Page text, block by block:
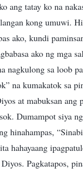
ang tatay ko na
kong umuwi.
ako, kundi
ako ng mga
sa loob
na kumakatok sa
at mabuksan ang
Dumampot siya
hinahampas,
hahayaang
Pagkatapos,